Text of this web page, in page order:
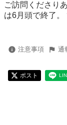
ご訪問くださり
は6月頭で終了。
注意事項 通
ポスト